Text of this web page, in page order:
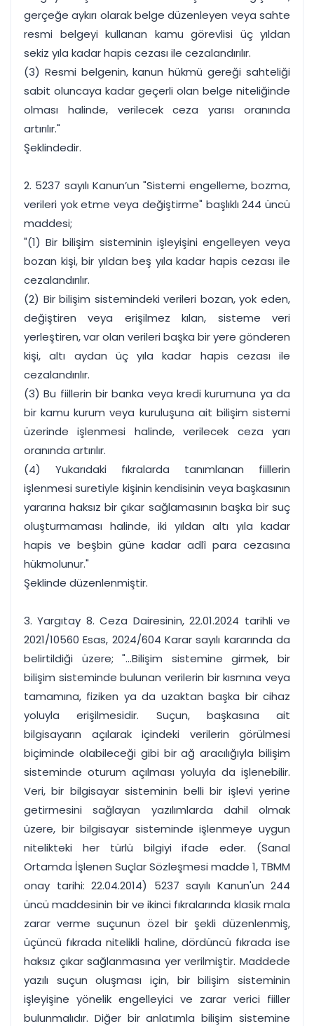
gerçeğe aykırı olarak belge düzenleyen veya sahte
resmi belgeyi kullanan kamu görevlisi üç yıldan
sekiz yıla kadar hapis cezası ile cezalandırılır.
(3) Resmi belgenin, kanun hükmü gereği sahteliği
sabit oluncaya kadar geçerli olan belge niteliğinde
olması halinde, verilecek ceza yarısı oranında
artırılır."
Şeklindedir.
2. 5237 sayılı Kanun’un "Sistemi engelleme, bozma,
verileri yok etme veya değiştirme" başlıklı 244 üncü
maddesi;
"(1) Bir bilişim sisteminin işleyişini engelleyen veya
bozan kişi, bir yıldan beş yıla kadar hapis cezası ile
cezalandırılır.
(2) Bir bilişim sistemindeki verileri bozan, yok eden,
değiştiren veya erişilmez kılan, sisteme veri
yerleştiren, var olan verileri başka bir yere gönderen
kişi, altı aydan üç yıla kadar hapis cezası ile
cezalandırılır.
(3) Bu fiillerin bir banka veya kredi kurumuna ya da
bir kamu kurum veya kuruluşuna ait bilişim sistemi
üzerinde işlenmesi halinde, verilecek ceza yarı
oranında artırılır.
(4) Yukarıdaki fıkralarda tanımlanan fiillerin
işlenmesi suretiyle kişinin kendisinin veya başkasının
yararına haksız bir çıkar sağlamasının başka bir suç
oluşturmaması halinde, iki yıldan altı yıla kadar
hapis ve beşbin güne kadar adlî para cezasına
hükmolunur."
Şeklinde düzenlenmiştir.
3. Yargıtay 8. Ceza Dairesinin, 22.01.2024 tarihli ve
2021/10560 Esas, 2024/604 Karar sayılı kararında da
belirtildiği üzere; "...Bilişim sistemine girmek, bir
bilişim sisteminde bulunan verilerin bir kısmına veya
tamamına, fiziken ya da uzaktan başka bir cihaz
yoluyla erişilmesidir. Suçun, başkasına ait
bilgisayarın açılarak içindeki verilerin görülmesi
biçiminde olabileceği gibi bir ağ aracılığıyla bilişim
sisteminde oturum açılması yoluyla da işlenebilir.
Veri, bir bilgisayar sisteminin belli bir işlevi yerine
getirmesini sağlayan yazılımlarda dahil olmak
üzere, bir bilgisayar sisteminde işlenmeye uygun
nitelikteki her türlü bilgiyi ifade eder. (Sanal
Ortamda İşlenen Suçlar Sözleşmesi madde 1, TBMM
onay tarihi: 22.04.2014) 5237 sayılı Kanun'un 244
üncü maddesinin bir ve ikinci fıkralarında klasik mala
zarar verme suçunun özel bir şekli düzenlenmiş,
üçüncü fıkrada nitelikli haline, dördüncü fıkrada ise
haksız çıkar sağlanmasına yer verilmiştir. Maddede
yazılı suçun oluşması için, bir bilişim sisteminin
işleyişine yönelik engelleyici ve zarar verici fiiller
bulunmalıdır. Diğer bir anlatımla bilişim sistemine